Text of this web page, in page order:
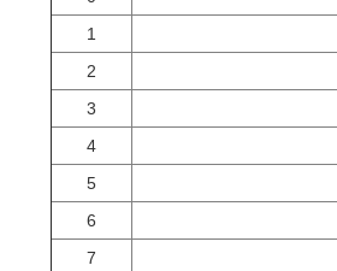
1
2
3
4
5
6
7